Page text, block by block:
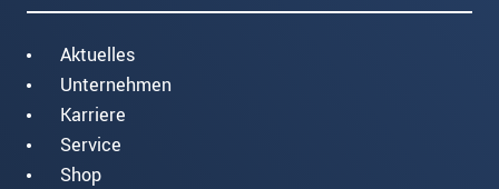
Aktuelles
Unternehmen
Karriere
Service
Shop